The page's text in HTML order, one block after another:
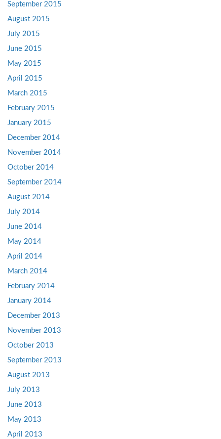
September 2015
August 2015
July 2015
June 2015
May 2015
April 2015
March 2015
February 2015
January 2015
December 2014
November 2014
October 2014
September 2014
August 2014
July 2014
June 2014
May 2014
April 2014
March 2014
February 2014
January 2014
December 2013
November 2013
October 2013
September 2013
August 2013
July 2013
June 2013
May 2013
April 2013